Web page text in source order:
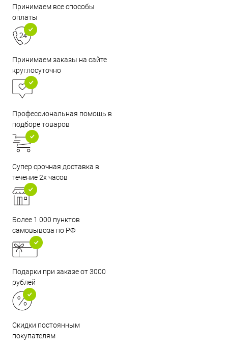
Принимаем все способы
оплаты
Принимаем заказы на сайте
круглосуточно
Профессиональная помощь в
подборе товаров
Супер срочная доставка в
течение 2х часов
Более 1 000 пунктов
самовывоза по РФ
Подарки при заказе от 3000
рублей
Скидки постоянным
покупателям